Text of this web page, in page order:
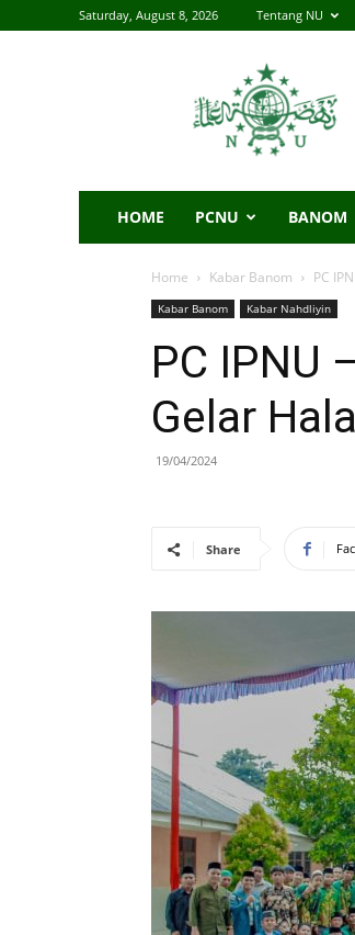
Saturday, August 8, 2026 Tentang NU
HOME PCNU BANOM
Home Kabar Banom PC
Kabar Banom Kabar Nahdliyin
PC IPNU
Gelar
19/04/2024
Share